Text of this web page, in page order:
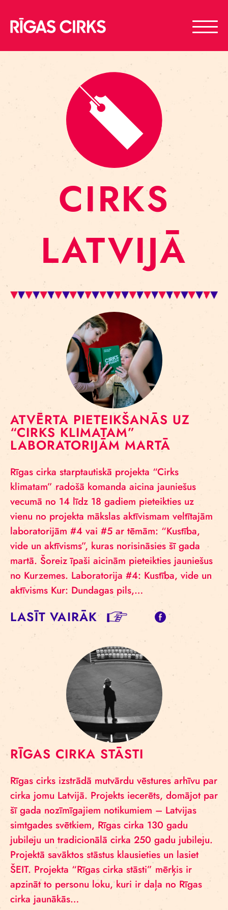
CIRKS
LATVIJĀ
ATVĒRTA PIETEIKŠANĀS UZ
“CIRKS KLIMATAM”
LABORATORIJĀM MARTĀ
Rīgas cirka starptautiskā projekta “Cirks
klimatam” radošā komanda aicina jauniešus
vecumā no 14 līdz 18 gadiem pieteikties uz
vienu no projekta mākslas aktīvismam veltītajām
laboratorijām #4 vai #5 ar tēmām: “Kustība,
vide un aktīvisms”, kuras norisināsies šī gada
martā. Šoreiz īpaši aicinām pieteikties jauniešus
no Kurzemes. Laboratorija #4: Kustība, vide un
aktīvisms Kur: Dundagas pils,…
LASĪT VAIRĀK
RĪGAS CIRKA STĀSTI
Rīgas cirks izstrādā mutvārdu vēstures arhīvu par
cirka jomu Latvijā. Projekts iecerēts, domājot par
šī gada nozīmīgajiem notikumiem – Latvijas
simtgades svētkiem, Rīgas cirka 130 gadu
jubileju un tradicionālā cirka 250 gadu jubileju.
Projektā savāktos stāstus klausieties un lasiet
ŠEIT. Projekta “Rīgas cirka stāsti” mērķis ir
apzināt to personu loku, kuri ir daļa no Rīgas
cirka jaunākās…